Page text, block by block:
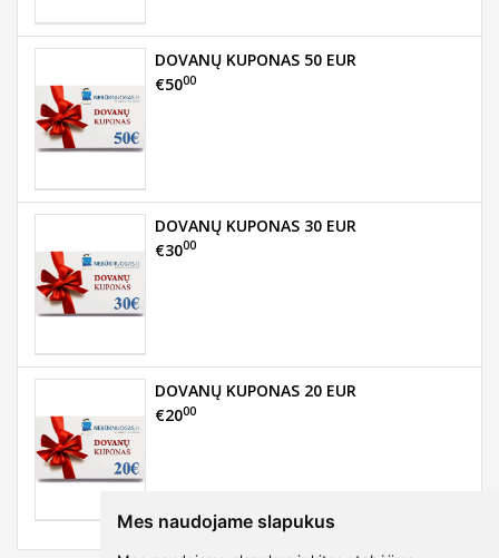
Mes naudojame slapukus
DOVANŲ KUPONAS 50 EUR
€5000
DOVANŲ KUPONAS 30 EUR
€3000
DOVANŲ KUPONAS 20 EUR
€2000